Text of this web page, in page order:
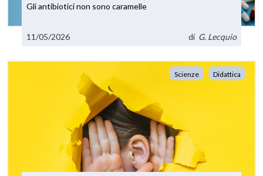
Gli antibiotici non sono caramelle
11/05/2026 di G. Lecquio
Scienze Didattica